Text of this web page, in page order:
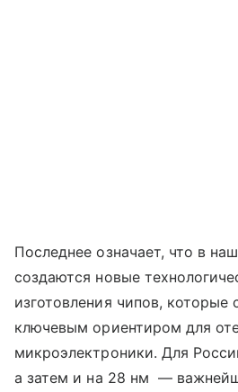
Последнее означает, что в
создаются новые
изготовления чипов, которые
ключевым ориентиром для
микроэлектроники. Для
а затем и на 28 нм —